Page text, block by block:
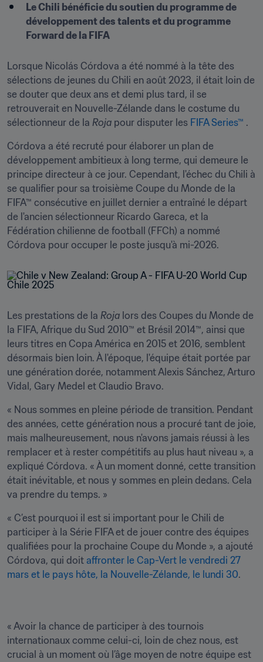
Le Chili bénéficie du soutien du programme de
développement des talents et du programme
Forward de la FIFA
Lorsque Nicolás Córdova a été nommé à la tête des
sélections de jeunes du Chili en août 2023, il était loin de
se douter que deux ans et demi plus tard, il se
retrouverait en Nouvelle-Zélande dans le costume du
sélectionneur de la Roja pour disputer les FIFA Series™ .
Córdova a été recruté pour élaborer un plan de
développement ambitieux à long terme, qui demeure le
principe directeur à ce jour. Cependant, l'échec du Chili à
se qualifier pour sa troisième Coupe du Monde de la
FIFA™ consécutive en juillet dernier a entraîné le départ
de l'ancien sélectionneur Ricardo Gareca, et la
Fédération chilienne de football (FFCh) a nommé
Córdova pour occuper le poste jusqu'à mi-2026.
Les prestations de la Roja lors des Coupes du Monde de
la FIFA, Afrique du Sud 2010™ et Brésil 2014™, ainsi que
leurs titres en Copa América en 2015 et 2016, semblent
désormais bien loin. À l'époque, l'équipe était portée par
une génération dorée, notamment Alexis Sánchez, Arturo
Vidal, Gary Medel et Claudio Bravo.
« Nous sommes en pleine période de transition. Pendant
des années, cette génération nous a procuré tant de joie,
mais malheureusement, nous n'avons jamais réussi à les
remplacer et à rester compétitifs au plus haut niveau », a
expliqué Córdova. « À un moment donné, cette transition
était inévitable, et nous y sommes en plein dedans. Cela
va prendre du temps. »
« C’est pourquoi il est si important pour le Chili de
participer à la Série FIFA et de jouer contre des équipes
qualifiées pour la prochaine Coupe du Monde », a ajouté
Córdova, qui doit affronter le Cap-Vert le vendredi 27
mars et le pays hôte, la Nouvelle-Zélande, le lundi 30.
« Avoir la chance de participer à des tournois
internationaux comme celui-ci, loin de chez nous, est
crucial à un moment où l’âge moyen de notre équipe est